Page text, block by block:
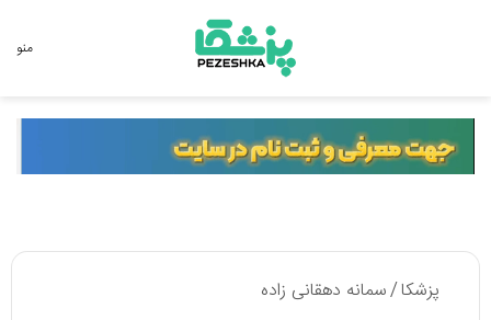
منو
پزشکا/سمانه دهقانی زاده